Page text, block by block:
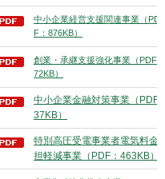
中小企業経営支援関連事業（PD
F：876KB）
創業・承継支援強化事業（PDF
72KB）
中小企業金融対策事業（PDF
37KB）
特別高圧受電事業者電気料金
担軽減事業（PDF：463KB）